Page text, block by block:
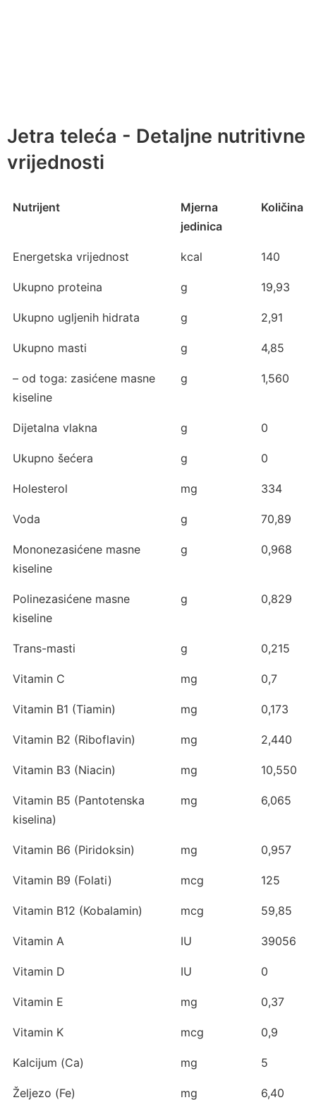
Jetra teleća - Detaljne nutritivne
vrijednosti
Nutrijent
Mjerna
jedinica
Količina
Energetska vrijednost kcal 140
Ukupno proteina g 19,93
Ukupno ugljenih hidrata g 2,91
Ukupno masti g 4,85
– od toga: zasićene masne
kiseline
g 1,560
Dijetalna vlakna g 0
Ukupno šećera g 0
Holesterol mg 334
Voda g 70,89
Mononezasićene masne
kiseline
g 0,968
Polinezasićene masne
kiseline
g 0,829
Trans-masti g 0,215
Vitamin C mg 0,7
Vitamin B1 (Tiamin) mg 0,173
Vitamin B2 (Riboflavin) mg 2,440
Vitamin B3 (Niacin) mg 10,550
Vitamin B5 (Pantotenska
kiselina)
mg 6,065
Vitamin B6 (Piridoksin) mg 0,957
Vitamin B9 (Folati) mcg 125
Vitamin B12 (Kobalamin) mcg 59,85
Vitamin A IU 39056
Vitamin D IU 0
Vitamin E mg 0,37
Vitamin K mcg 0,9
Kalcijum (Ca) mg 5
Željezo (Fe) mg 6,40